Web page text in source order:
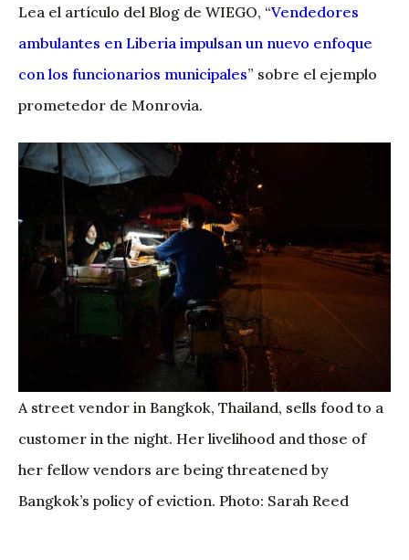
Lea el artículo del Blog de WIEGO, “Vendedores
ambulantes en Liberia impulsan un nuevo enfoque
con los funcionarios municipales” sobre el ejemplo
prometedor de Monrovia.
A street vendor in Bangkok, Thailand, sells food to a
customer in the night. Her livelihood and those of
her fellow vendors are being threatened by
Bangkok’s policy of eviction. Photo: Sarah Reed